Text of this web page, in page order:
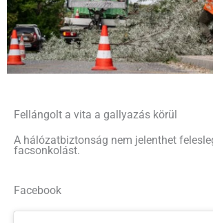
Fellángolt a vita a gallyazás körül
A hálózatbiztonság nem jelenthet
facsonkolást.
Facebook